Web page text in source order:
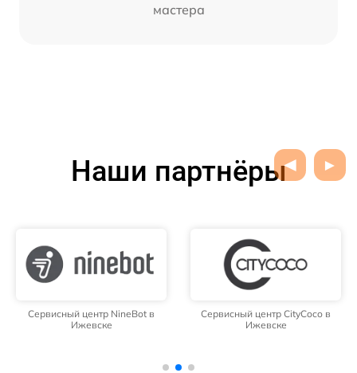
мастера
Наши партнёры
Сервисный центр NineBot в
Ижевске
Сервисный центр CityCoco в
Ижевске